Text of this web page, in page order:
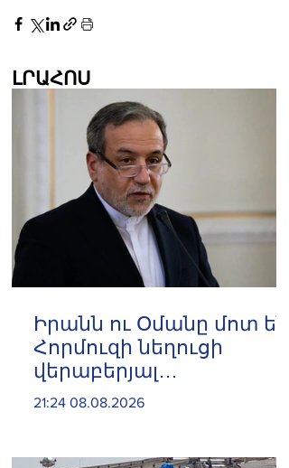
ԼՐԱՀՈՍ
Իրանն ու Օմանը մոտ են
Հորմուզի նեղուցի
վերաբերյալ
համաձայնության
21:24 08.08.2026